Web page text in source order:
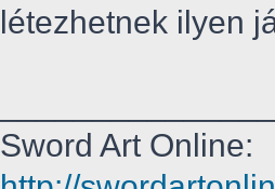
létezhetnek ilyen
Sword Art Online: